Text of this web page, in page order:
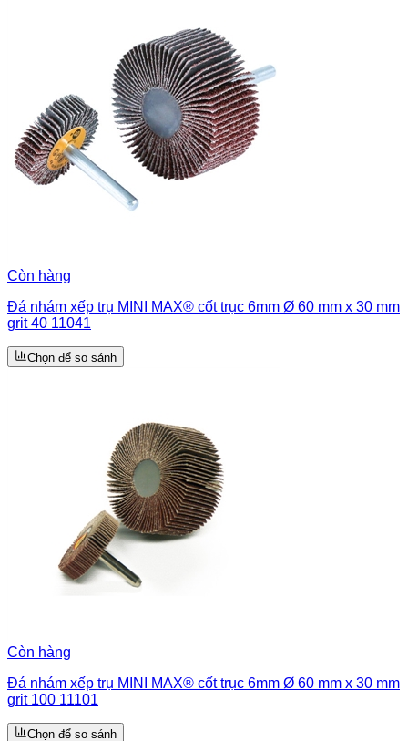
Còn hàng
Đá nhám xếp trụ MINI MAX® cốt trục 6mm Ø 60 mm x 30 mm
grit 40 11041
Chọn để so sánh
Còn hàng
Đá nhám xếp trụ MINI MAX® cốt trục 6mm Ø 60 mm x 30 mm
grit 100 11101
Chọn để so sánh